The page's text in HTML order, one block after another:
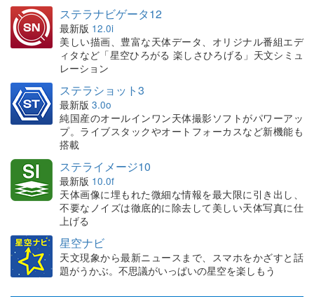
ステラナビゲータ12
最新版 12.0i
美しい描画、豊富な天体データ、オリジナル番組エデ
ィタなど「星空ひろがる 楽しさひろげる」天文シミュ
レーション
ステラショット3
最新版 3.0o
純国産のオールインワン天体撮影ソフトがパワーアッ
プ。ライブスタックやオートフォーカスなど新機能も
搭載
ステライメージ10
最新版 10.0f
天体画像に埋もれた微細な情報を最大限に引き出し、
不要なノイズは徹底的に除去して美しい天体写真に仕
上げる
星空ナビ
天文現象から最新ニュースまで、スマホをかざすと話
題がうかぶ。不思議がいっぱいの星空を楽しもう